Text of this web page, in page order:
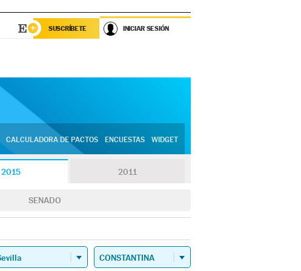
SUSCRÍBETE INICIAR SESIÓN
CALCULADORA DE PACTOS ENCUESTAS WIDGET
2015 2011
SENADO